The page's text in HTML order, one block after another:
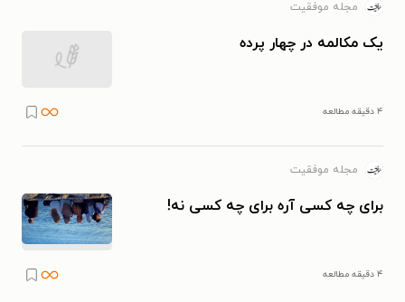
مجله موفقیت
یک مکالمه در چهار پرده
۴ دقیقه مطالعه
مجله موفقیت
برای چه کسی آره برای چه کسی نه!
۴ دقیقه مطالعه